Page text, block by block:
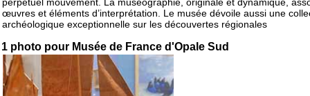
œuvres et éléments d’interprétation. Le musée dévoile aussi une
archéologique exceptionnelle sur les découvertes régionales
1 photo pour Musée de France d'Opale Sud